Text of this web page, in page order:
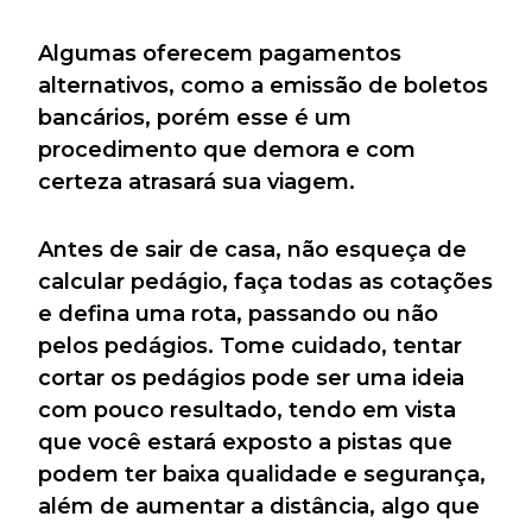
Algumas oferecem pagamentos
alternativos, como a emissão de boletos
bancários, porém esse é um
procedimento que demora e com
certeza atrasará sua viagem.
Antes de sair de casa, não esqueça de
calcular pedágio, faça todas as cotações
e defina uma rota, passando ou não
pelos pedágios. Tome cuidado, tentar
cortar os pedágios pode ser uma ideia
com pouco resultado, tendo em vista
que você estará exposto a pistas que
podem ter baixa qualidade e segurança,
além de aumentar a distância, algo que